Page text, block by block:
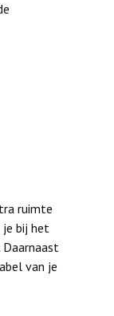
ruimte
je bij het
Daarnaast
van je